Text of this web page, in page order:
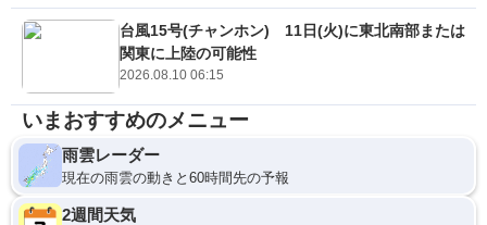
台風15号(チャンホン) 11日(火)に東北南部または
関東に上陸の可能性
2026.08.10 06:15
いまおすすめのメニュー
雨雲レーダー
現在の雨雲の動きと60時間先の予報
2週間天気